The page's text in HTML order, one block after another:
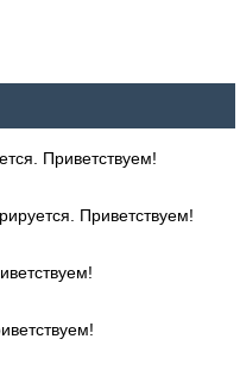
Приветствуем!
Приветствуем!